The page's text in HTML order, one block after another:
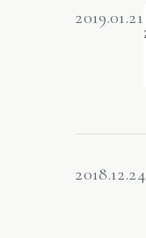
2019.01.21
2018.12.24